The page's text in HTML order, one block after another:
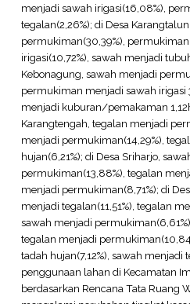
menjadi sawah irigasi(16,08%),
tegalan(2,26%); di Desa
permukiman(30,39%),
irigasi(10,72%), sawah menjadi
Kebonagung, sawah menjadi
permukiman menjadi sawah irigasi
menjadi kuburan/pemakaman
Karangtengah, tegalan menjadi
menjadi permukiman(14,29%),
hujan(6,21%); di Desa Sriharjo,
permukiman(13,88%), tegalan
menjadi permukiman(8,71%); di
menjadi tegalan(11,51%), tegalan
sawah menjadi
tegalan menjadi
tadah hujan(7,12%), sawah menjadi
penggunaan lahan di Kecamatan
berdasarkan Rencana Tata Ruang